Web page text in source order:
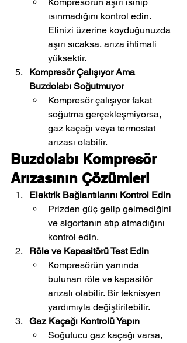
ısınmadığını kontrol edin.
Elinizi üzerine koyduğunuzda
aşırı sıcaksa, arıza ihtimali
yüksektir.
Kompresör Çalışıyor Ama
Buzdolabı Soğutmuyor
Kompresör çalışıyor fakat
soğutma gerçekleşmiyorsa,
gaz kaçağı veya termostat
arızası olabilir.
Buzdolabı Kompresör
Arızasının Çözümleri
Elektrik Bağlantılarını Kontrol Edin
Prizden güç gelip gelmediğini
ve sigortanın atıp atmadığını
kontrol edin.
Röle ve Kapasitörü Test Edin
Kompresörün yanında
bulunan röle ve kapasitör
arızalı olabilir. Bir teknisyen
yardımıyla değiştirilebilir.
Gaz Kaçağı Kontrolü Yapın
Soğutucu gaz kaçağı varsa,